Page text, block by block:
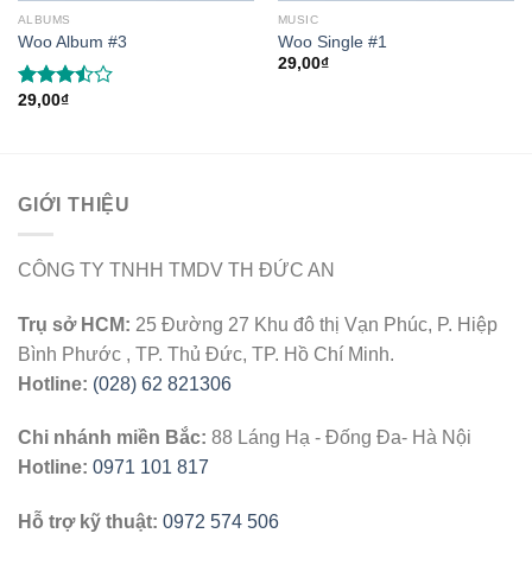
ALBUMS
Woo Album #3
Rated
29,00₫
MUSIC
Woo Single #1
29,00₫
GIỚI THIỆU
CÔNG TY TNHH TMDV TH ĐỨC AN
Trụ sở HCM: 25 Đường 27 Khu đô thị Vạn Phúc, P. Hiệp
Bình Phước , TP. Thủ Đức, TP. Hồ Chí Minh.
Hotline: (028) 62 821306
Chi nhánh miền Bắc: 88 Láng Hạ - Đống Đa- Hà Nội
Hotline: 0971 101 817
Hỗ trợ kỹ thuật: 0972 574 506